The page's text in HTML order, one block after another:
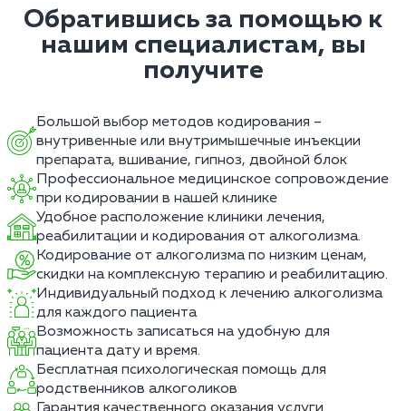
Обратившись за помощью к
нашим специалистам, вы
получите
Большой выбор методов кодирования –
внутривенные или внутримышечные инъекции
препарата, вшивание, гипноз, двойной блок
Профессиональное медицинское сопровождение
при кодировании в нашей клинике
Удобное расположение клиники лечения,
реабилитации и кодирования от алкоголизма.
Кодирование от алкоголизма по низким ценам,
скидки на комплексную терапию и реабилитацию.
Индивидуальный подход к лечению алкоголизма
для каждого пациента
Возможность записаться на удобную для
пациента дату и время.
Бесплатная психологическая помощь для
родственников алкоголиков
Гарантия качественного оказания услуги